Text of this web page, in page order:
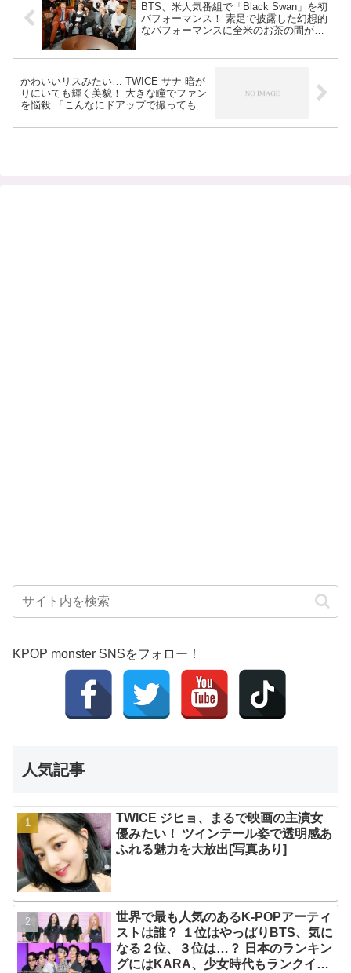
BTS、米人気番組で「Black Swan」を初
パフォーマンス！ 素足で披露した幻想的
なパフォーマンスに全米のお茶の間が熱
かわいいリスみたい… TWICE サナ 暗が
りにいても輝く美貌！ 大きな瞳でファン
を悩殺 「こんなにドアップで撮ってもか
KPOP monster SNSをフォロー！
人気記事
TWICE ジヒョ、まるで映画の主演女
優みたい！ ツインテール姿で透明感あ
ふれる魅力を大放出[写真あり]
世界で最も人気のあるK-POPアーティ
ストは誰？ １位はやっぱりBTS、気に
なる２位、３位は…？ 日本のランキン
グにはKARA、少女時代もランクイ